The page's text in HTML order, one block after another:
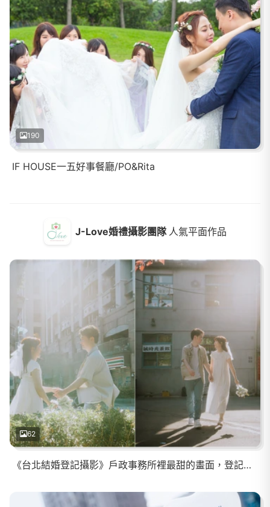
190
IF HOUSE一五好事餐廳/PO&Rita
J-Love婚禮攝影團隊 人氣平面作品
62
《台北結婚登記攝影》戶政事務所裡最甜的畫面，登記不只是一份文件而是幸福浪漫的新章